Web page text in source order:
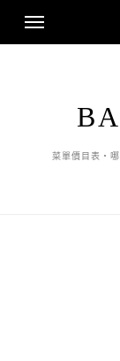
菜單價目表・